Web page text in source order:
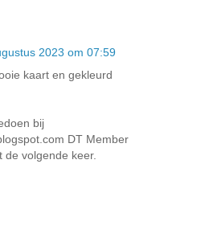
2023 om 07:59
kaart en gekleurd
bij
DT Member
de volgende keer.